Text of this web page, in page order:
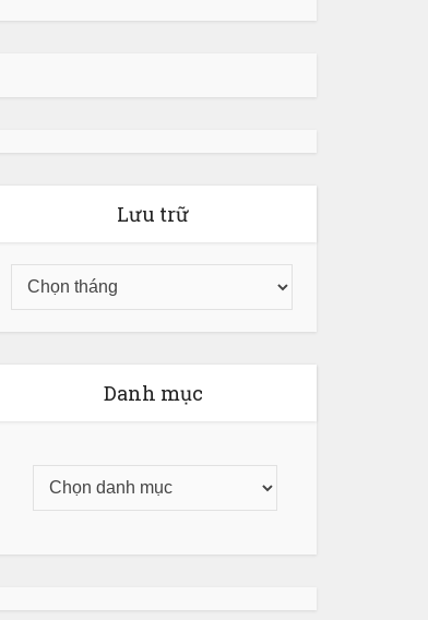
Lưu trữ
Danh mục